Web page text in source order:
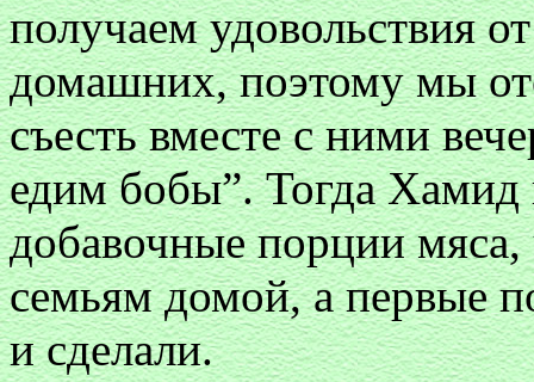
получаем удовольствия
домашних, поэтому мы
съесть вместе с ними
едим бобы”. Тогда Хамид
добавочные порции
семьям домой, а первые
и сделали.